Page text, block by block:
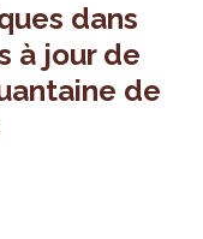
dans
à jour de
de